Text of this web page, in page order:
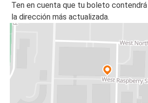
Ten en cuenta que tu boleto
la dirección más actualizada.